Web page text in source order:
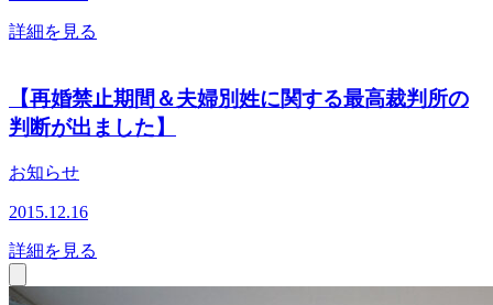
詳細を見る
【再婚禁止期間＆夫婦別姓に関する最高裁判所の
判断が出ました】
お知らせ
2015.12.16
詳細を見る